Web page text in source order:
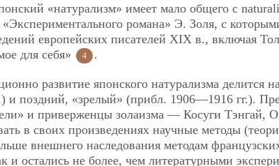
«натурализм» имеет мало общего с
романа» Э. Золя, с
европейских писателей ХIХ в., включая
для себя»
4 .
развитие японского натурализма делится
и поздний, «зрелый» (прибл. 1906—1916 гг.).
и приверженцы золаизма — Косуги Тэнгай,
в своих произведениях научные методы
внешнего наследования методам
и остались не более, чем литературными